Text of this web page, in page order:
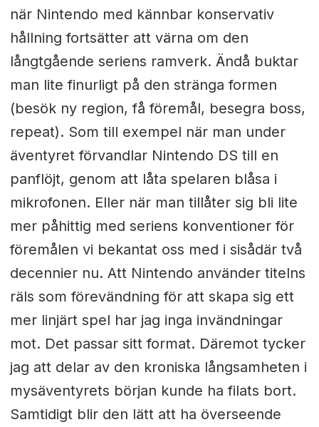
när Nintendo med kännbar konservativ
hållning fortsätter att värna om den
långtgående seriens ramverk. Ändå buktar
man lite finurligt på den stränga formen
(besök ny region, få föremål, besegra boss,
repeat). Som till exempel när man under
äventyret förvandlar Nintendo DS till en
panflöjt, genom att låta spelaren blåsa i
mikrofonen. Eller när man tillåter sig bli lite
mer påhittig med seriens konventioner för
föremålen vi bekantat oss med i sisådär två
decennier nu. Att Nintendo använder titelns
räls som förevändning för att skapa sig ett
mer linjärt spel har jag inga invändningar
mot. Det passar sitt format. Däremot tycker
jag att delar av den kroniska långsamheten i
mysäventyrets början kunde ha filats bort.
Samtidigt blir den lätt att ha överseende